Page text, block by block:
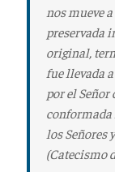
nos mueve
preservada
original,
fue llevada
por el
conformada
los Señores
(Catecismo